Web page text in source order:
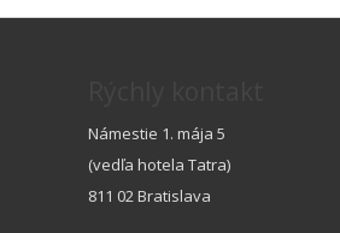
Námestie 1. mája 5
(vedľa hotela Tatra)
811 02 Bratislava